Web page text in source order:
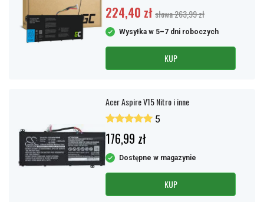
224,40 zł słowa 263,99 zł
Wysyłka w 5–7 dni roboczych
KUP
Acer Aspire V15 Nitro i inne
5
176,99 zł
Dostępne w magazynie
KUP